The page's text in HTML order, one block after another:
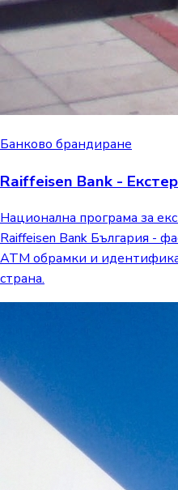
Банково брандиране
Raiffeisen Bank -
Национална програма за
Raiffeisen Bank България -
ATM обрамки и
страна.